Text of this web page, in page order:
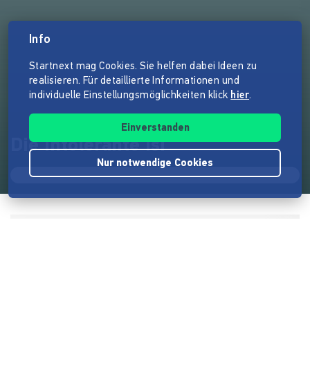
Die intolerante Isi
Info
Startnext mag Cookies. Sie helfen dabei Ideen zu
realisieren. Für detaillierte Informationen und
individuelle Einstellungsmöglichkeiten klick hier.
Einverstanden
Nur notwendige Cookies